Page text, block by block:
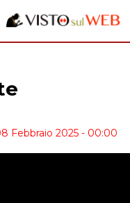
Febbraio 2025 - 00:00